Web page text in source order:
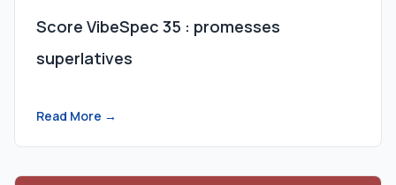
Score VibeSpec 35 : promesses
superlatives
Read More →